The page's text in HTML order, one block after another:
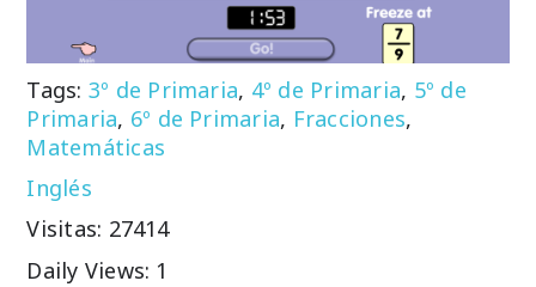
Tags: 3º de Primaria, 4º de Primaria, 5º de
Primaria, 6º de Primaria, Fracciones,
Matemáticas
Inglés
Visitas: 27414
Daily Views: 1